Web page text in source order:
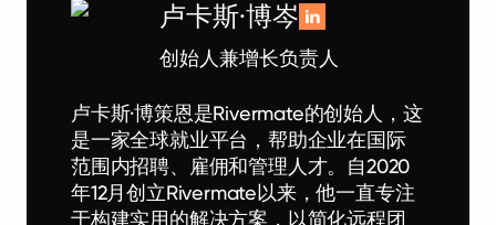
卢卡斯·博岑
创始人兼增长负责人
卢卡斯·博策恩是Rivermate的创始人，这
是一家全球就业平台，帮助企业在国际
范围内招聘、雇佣和管理人才。自2020
年12月创立Rivermate以来，他一直专注
于构建实用的解决方案，以简化远程团